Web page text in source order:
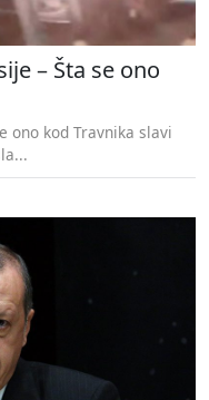
– Šta se ono
ono kod Travnika slavi